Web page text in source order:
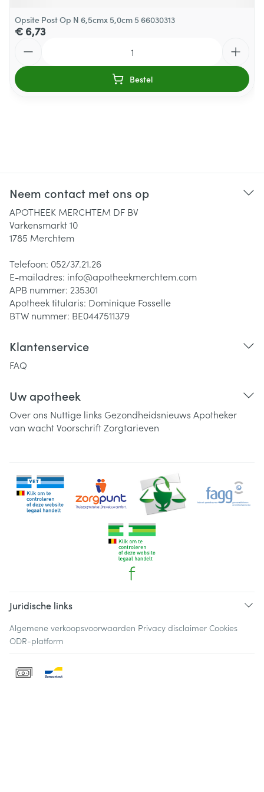
Opsite Post Op N 6,5cmx 5,0cm 5 66030313
€ 6,73
Bestel
Neem contact met ons op
APOTHEEK MERCHTEM DF BV
Varkensmarkt 10
1785 Merchtem
Telefoon: 052/37.21.26
E-mailadres: info@apotheekmerchtem.com
APB nummer: 235301
Apotheek titularis: Dominique Fosselle
BTW nummer: BE0447511379
Klantenservice
FAQ
Uw apotheek
Over ons Nuttige links Gezondheidsnieuws Apotheker
van wachtVoorschriftZorgtarieven
Juridische links
Algemene verkoopsvoorwaarden Privacy disclaimer Cookies
ODR-platform